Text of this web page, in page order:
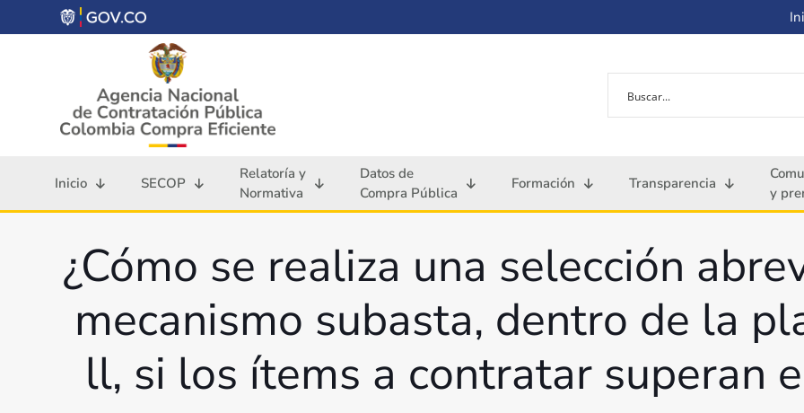
Inicio SECOP
Relatoría y
Normativa
Datos de
Compra Pública
Formación Transparencia
y
¿Cómo se realiza una selección
mecanismo subasta, dentro de la
ll, si los ítems a contratar superan